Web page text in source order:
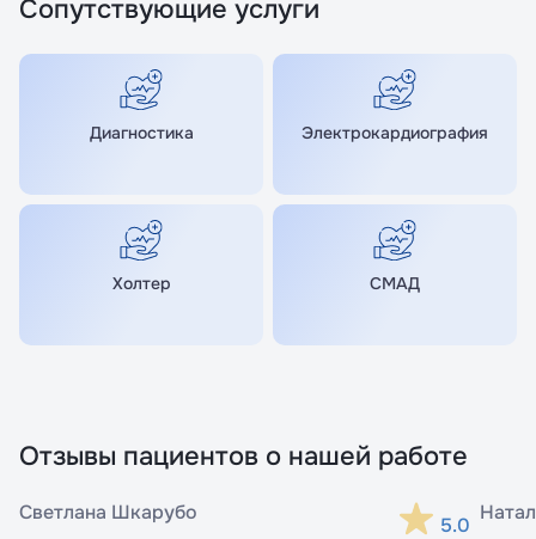
Сопутствующие услуги
Диагностика Электрокардиография
Холтер СМАД
Отзывы пациентов о нашей работе
Светлана Шкарубо
5.0